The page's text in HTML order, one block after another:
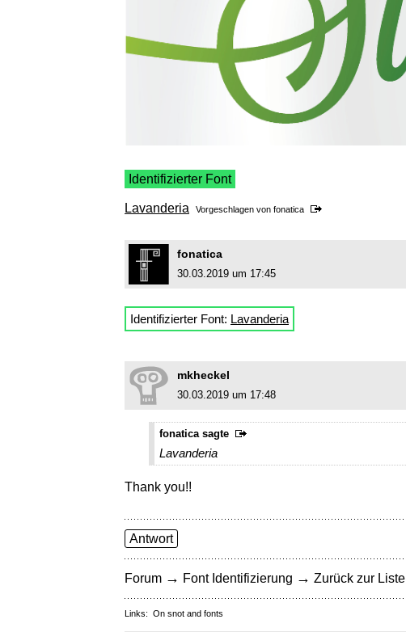
Identifizierter Font
Lavanderia Vorgeschlagen von fonatica
fonatica
30.03.2019 um 17:45
Identifizierter Font: Lavanderia
mkheckel
30.03.2019 um 17:48
fonatica sagte
Lavanderia
Thank you!!
Antwort
Forum → Font Identifizierung → Zurück zur Liste
Links: On snot and fonts